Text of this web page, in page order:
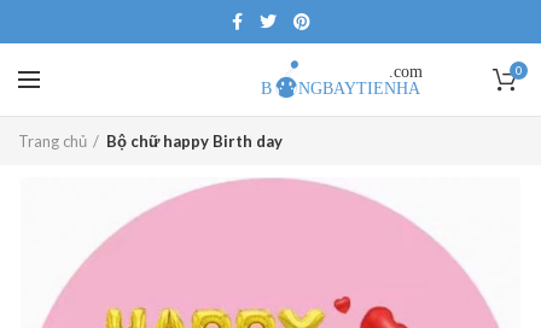
0
Trang chủ Bộ chữ happy Birth day